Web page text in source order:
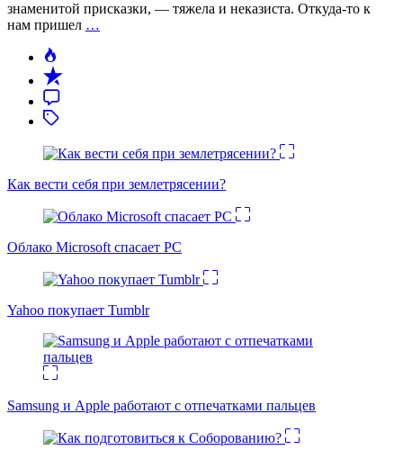
знаменитой присказки, — тяжела и неказиста. Откуда-то к
нам пришел …
Как вести себя при землетрясении?
Облако Microsoft спасает PC
Yahoo покупает Tumblr
Samsung и Apple работают с отпечатками пальцев